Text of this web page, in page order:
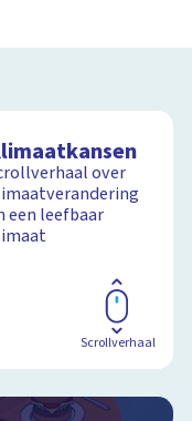
over
een leefbaar
Scrollverhaal